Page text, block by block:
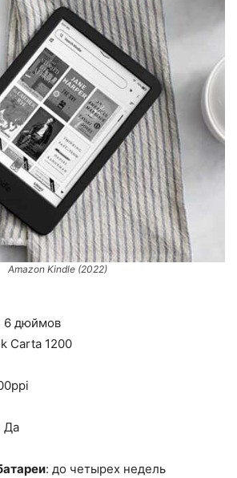
Amazon Kindle (2022)
6 дюймов
Carta 1200
Да
: до четырех недель